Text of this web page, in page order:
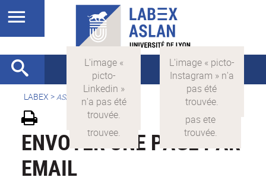
LABEX >ASLAN
ENVOYER UNE PAGE PAR
EMAIL